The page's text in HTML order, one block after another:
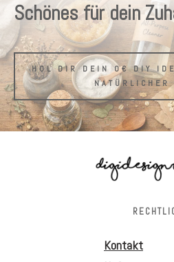
Schönes für dein
HOL DIR DEIN 0€ DIY
Kontakt